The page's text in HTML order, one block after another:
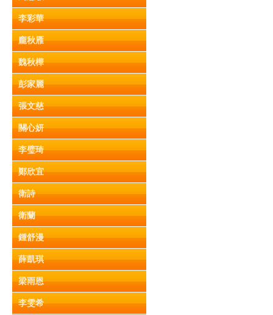
李彩華
龐秋雁
魏秋樺
彭家麗
張文慈
關心妍
李璧琦
鄭欣宜
衛詩
衛蘭
鍾舒漫
薛凱琪
梁雨恩
李雯希